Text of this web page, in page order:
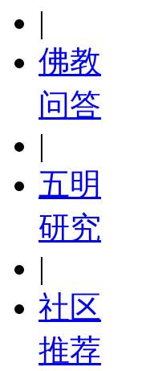
|
佛教
问答
|
五明
研究
|
社区
推荐